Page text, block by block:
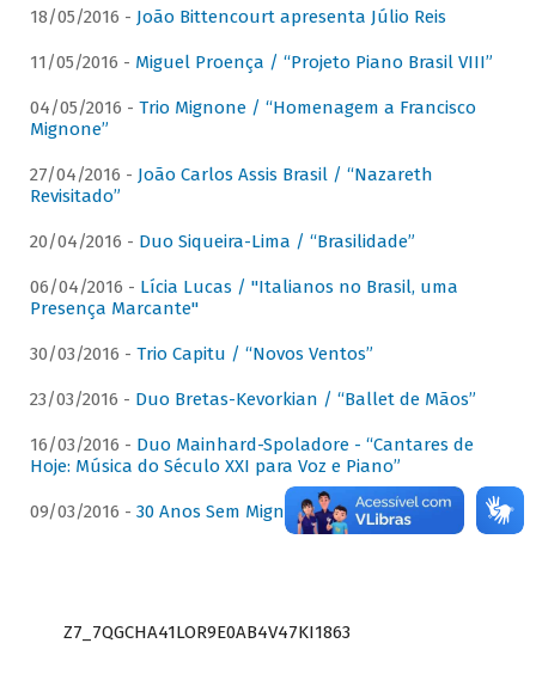
18/05/2016 - João Bittencourt apresenta Júlio Reis
11/05/2016 - Miguel Proença / “Projeto Piano Brasil VIII”
04/05/2016 - Trio Mignone / “Homenagem a Francisco
Mignone”
27/04/2016 - João Carlos Assis Brasil / “Nazareth
Revisitado”
20/04/2016 - Duo Siqueira-Lima / “Brasilidade”
06/04/2016 - Lícia Lucas / "Italianos no Brasil, uma
Presença Marcante"
30/03/2016 - Trio Capitu / “Novos Ventos”
23/03/2016 - Duo Bretas-Kevorkian / “Ballet de Mãos”
16/03/2016 - Duo Mainhard-Spoladore - “Cantares de
Hoje: Música do Século XXI para Voz e Piano”
09/03/2016 - 30 Anos Sem Mignone
Z7_7QGCHA41LOR9E0AB4V47KI1863